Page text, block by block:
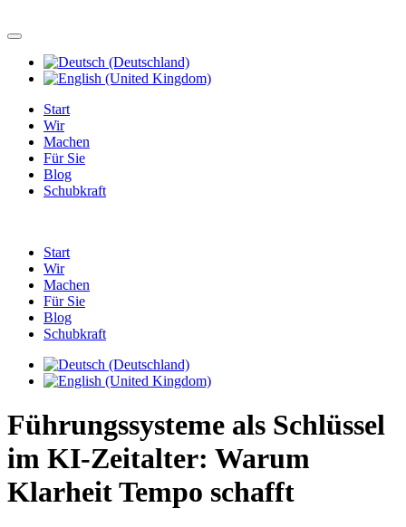
Start
Wir
Machen
Für Sie
Blog
Schubkraft
Start
Wir
Machen
Für Sie
Blog
Schubkraft
Führungssysteme als Schlüssel
im KI-Zeitalter: Warum
Klarheit Tempo schafft